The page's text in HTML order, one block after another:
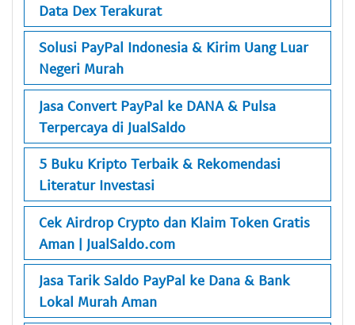
Data Dex Terakurat
Solusi PayPal Indonesia & Kirim Uang Luar
Negeri Murah
Jasa Convert PayPal ke DANA & Pulsa
Terpercaya di JualSaldo
5 Buku Kripto Terbaik & Rekomendasi
Literatur Investasi
Cek Airdrop Crypto dan Klaim Token Gratis
Aman | JualSaldo.com
Jasa Tarik Saldo PayPal ke Dana & Bank
Lokal Murah Aman